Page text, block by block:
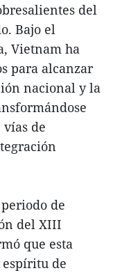
del
Bajo el
Vietnam ha
para alcanzar
nacional y la
de
de
del XIII
que esta
espíritu de